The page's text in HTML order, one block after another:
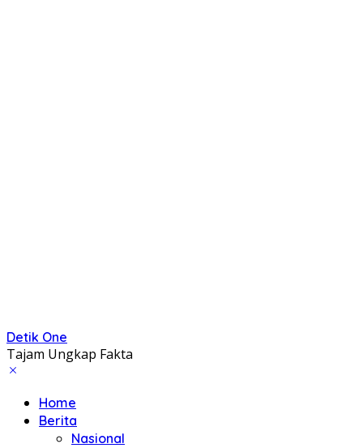
Detik One
Tajam Ungkap Fakta
Home
Berita
Nasional